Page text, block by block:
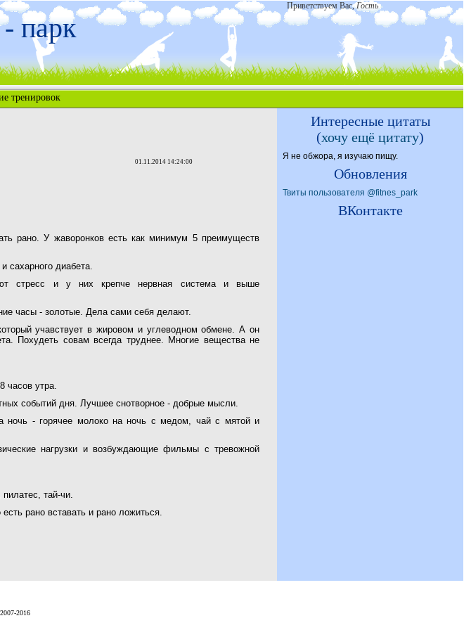
Приветствуем Вас,Гость
парк
тренировок
01.11.2014 14:24:00
рано. У жаворонков есть как минимум 5 преимуществ
сахарного диабета.
стресс и у них крепче нервная система и выше
часы - золотые. Дела сами себя делают.
учавствует в жировом и углеводном обмене. А он
Похудеть совам всегда труднее. Многие вещества не
часов утра.
событий дня. Лучшее снотворное - добрые мысли.
ночь - горячее молоко на ночь с медом, чай с мятой и
нагрузки и возбуждающие фильмы с тревожной
тай-чи.
рано вставать и рано ложиться.
Интересные цитаты
(хочу ещё цитату)
Я не обжора, я изучаю пищу.
Обновления
Твиты пользователя @fitnes_park
ВКонтакте
2016